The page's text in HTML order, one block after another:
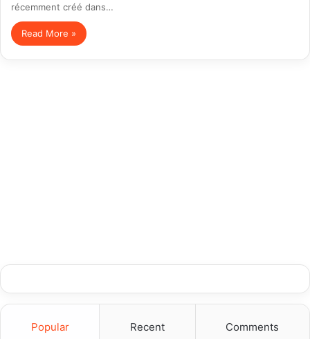
récemment créé dans…
Read More »
Popular Recent Comments